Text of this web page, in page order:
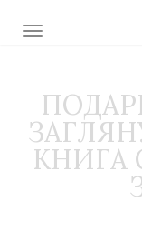
TOGGLE
КНИГА